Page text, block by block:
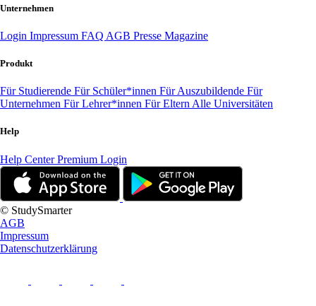
Unternehmen
Login Impressum FAQ AGB Presse Magazine
Produkt
Für Studierende Für Schüler*innen Für Auszubildende Für
Unternehmen Für Lehrer*innen Für Eltern Alle Universitäten
Help
Help CenterPremium Login
© StudySmarter
AGB
Impressum
Datenschutzerklärung